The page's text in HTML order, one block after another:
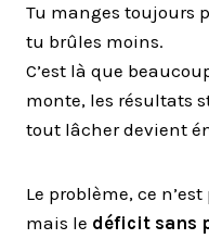
Tu manges toujours
tu brûles moins.
C’est là que
monte, les résultats
tout lâcher devient
Le problème, ce
mais le déficit sans